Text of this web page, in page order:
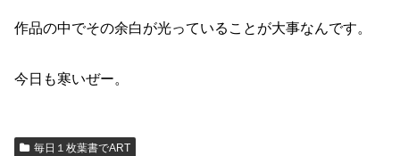
作品の中でその余白が光っていることが大事なんです。
今日も寒いぜー。
毎日１枚葉書でART